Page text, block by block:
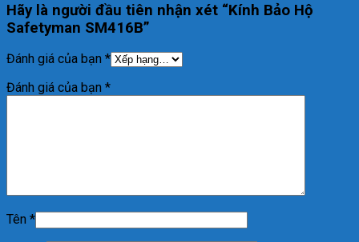
Hãy là người đầu tiên nhận xét “Kính Bảo Hộ
Safetyman SM416B”
Đánh giá của bạn *
Đánh giá của bạn *
Tên *